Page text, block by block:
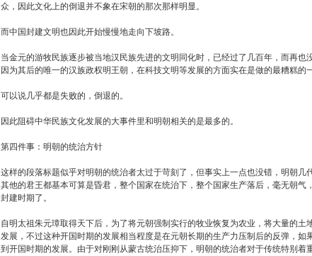
众，因此文化上的倒退并不象在宋朝的那次那样明显。
而中国封建文明也因此开始慢慢地走向下坡路。
当金元的游牧民族逐步被当地汉民族先进的文明同化时，已经过了几百年，而再也
因为其后的唯一的汉族政权明王朝，在科技文明等发展的方面实在是做的最糟糕的
可以说几乎都是失败的，倒退的。
因此阻碍中华民族文化发展的大事件里和明朝相关的是最多的。
第四件事：明朝的统治方针
这样的段落标题似乎对明朝的统治者太过于苛刻了，但事实上一点也没错，明朝几
其他的君王都基本可算是昏君，整个国家在统治下，整个国家生产落后，毫无朝气
封建时期了。
自明太祖朱元璋取得天下后，为了将元朝强制实行的牧业恢复为农业，将大量的土
发展，不过这种开国时期的发展相当程度是在元朝长期的生产力压制后的反弹，如
到开国时期的发展。由于对刚刚从蒙古统治压抑下，明朝的统治者对于传统特别着